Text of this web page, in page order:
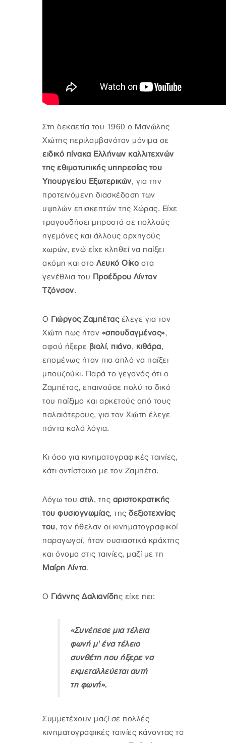
Στη δεκαετία του 1960 ο Μανώλης
Χιώτης περιλαμβανόταν μόνιμα σε
ειδικό πίνακα Ελλήνων καλλιτεχνών
της εθιμοτυπικής υπηρεσίας του
Υπουργείου Εξωτερικών, για την
προτεινόμενη διασκέδαση των
υψηλών επισκεπτών της Χώρας. Είχε
τραγουδήσει μπροστά σε πολλούς
ηγεμόνες και άλλους αρχηγούς
χωρών, ενώ είχε κληθεί να παίξει
ακόμη και στο Λευκό Οίκο στα
γενέθλια του Προέδρου Λίντον
Τζόνσον.
Ο Γιώργος Ζαμπέτας έλεγε για τον
Χιώτη πως ήταν «σπουδαγμένος»,
αφού ήξερε βιολί, πιάνο, κιθάρα,
επομένως ήταν πιο απλό να παίξει
μπουζούκι. Παρά το γεγονός ότι ο
Ζαμπέτας, επαινούσε πολύ το δικό
του παίξιμο και αρκετούς από τους
παλαιότερους, για τον Χιώτη έλεγε
πάντα καλά λόγια.
Κι όσο για κινηματογραφικές ταινίες,
κάτι αντίστοιχο με τον Ζαμπέτα.
Λόγω του στιλ, της αριστοκρατικής
του φυσιογνωμίας, της δεξιοτεχνίας
του, τον ήθελαν οι κινηματογραφικοί
παραγωγοί, ήταν ουσιαστικά κράχτης
και όνομα στις ταινίες, μαζί με τη
Μαίρη Λίντα.
Ο Γιάννης Δαλιανίδης είχε πει:
«Συνέπεσε μια τέλεια
φωνή μ' ένα τέλειο
συνθέτη που ήξερε να
εκμεταλλεύεται αυτή
τη φωνή».
Συμμετέχουν μαζί σε πολλές
κινηματογραφικές ταινίες κάνοντας το